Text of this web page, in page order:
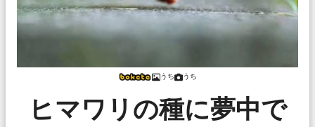
うち うち
ヒマワリの種に夢中で